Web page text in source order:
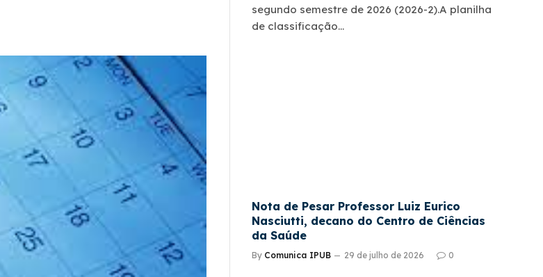
segundo semestre de 2026 (2026-2).A planilha
de classificação…
Nota de Pesar Professor Luiz Eurico
Nasciutti, decano do Centro de Ciências
da Saúde
By Comunica IPUB 29 de julho de 2026 0